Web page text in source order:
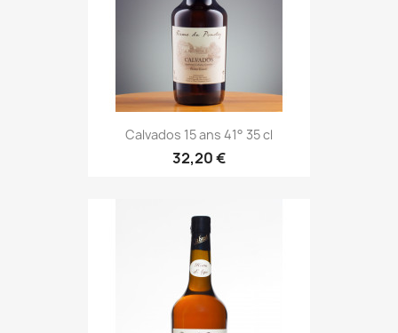
Calvados 15 ans 41° 35 cl
32,20 €